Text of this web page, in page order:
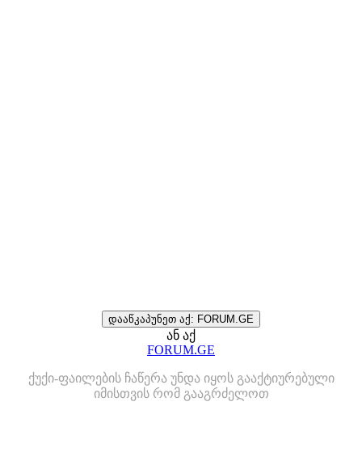
დააწკაპუნეთ აქ: FORUM.GE
ან აქ
FORUM.GE
ქუქი-ფაილების ჩაწერა უნდა იყოს გააქტიურებული
იმისთვის რომ გააგრძელოთ